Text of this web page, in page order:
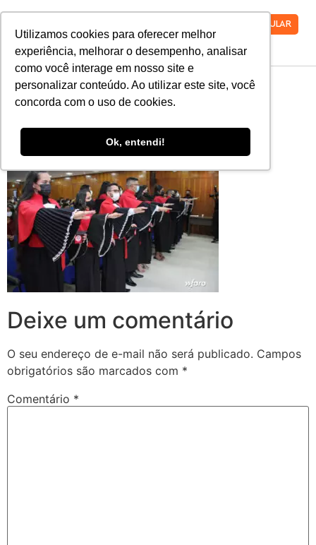
Utilizamos cookies para oferecer melhor
experiência, melhorar o desempenho, analisar
como você interage em nosso site e
personalizar conteúdo. Ao utilizar este site, você
concorda com o uso de cookies.
Ok, entendi!
VESTIBULAR
MicrosoftTeams-
image-38
Deixe um comentário
O seu endereço de e-mail não será publicado. Campos
obrigatórios são marcados com *
Comentário *